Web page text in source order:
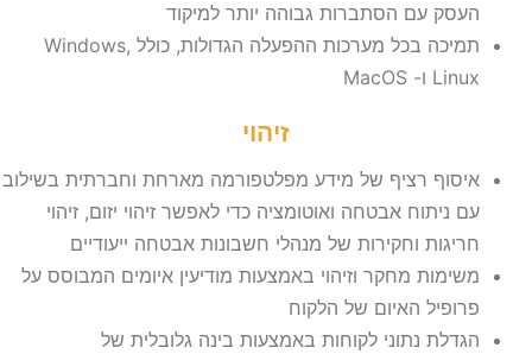
העסק עם הסתברות גבוהה יותר למיקוד
תמיכה בכל מערכות ההפעלה הגדולות, כולל Windows,
Linux ו- MacOS
זיהוי
איסוף רציף של מידע מפלטפורמה מארחת וחברתית בשילוב
עם ניתוח אבטחה ואוטומציה כדי לאפשר זיהוי יזום, זיהוי
חריגות וחקירות של מנהלי חשבונות אבטחה ייעודיים
משימות מחקר וזיהוי באמצעות מודיעין איומים המבוסס על
פרופיל האיום של הלקוח
הגדלת נתוני לקוחות באמצעות בינה גלובלית של